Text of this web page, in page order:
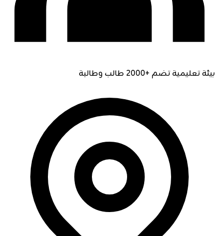
بيئة تعليمية تضم +2000 طالب وطالبة